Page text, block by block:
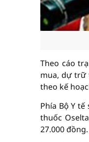
Theo cáo
mua, dự trữ
theo kế
Phía Bộ Y
thuốc
27.000 đồng.